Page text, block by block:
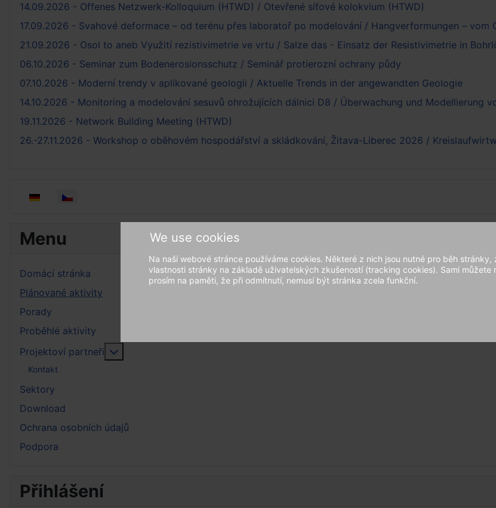
Zvolte jazyk
Menu
Domácí stránka
Plánované aktivity
Porady
Proběhlé aktivity
Projektoví partneři
Kontakt
Sektory
Download
Ochrana osobních údajů
Podpora
Přihlášení
14.09.2026 - Offenes Netzwerk-Kolloquium (HTWD) / Otevřené síťové kolokvium (HTWD)
17.09.2026 - Svahové deformace – od terénu přes laboratoř po modelování / Hangverformungen – vom
21.09.2026 - Osol to aneb Využití rezistivimetrie ve vrtu / Salze das - Einsatz der Resistivimetrie in
06.10.2026 - Seminar zum Bodenerosionsschutz / Seminář protierozní ochrany půdy
07.10.2026 - Moderní trendy v aplikované geologii / Aktuelle Trends in der angewandten Geologie
14.10.2026 - Monitoring a modelování sesuvů ohrožujících dálnici D8 / Überwachung und Modellierung
19.11.2026 - Network Building Meeting (HTWD)
26.-27.11.2026 - Workshop o oběhovém hospodářství a skládkování, Žitava-Liberec 2026 /
We use cookies
Na naší webové stránce používáme cookies. Některé z nich jsou nutné pro běh stránky,
vlastnosti stránky na základě uživatelských zkušeností (tracking cookies). Sami
prosím na paměti, že při odmítnutí, nemusí být stránka zcela funkční.